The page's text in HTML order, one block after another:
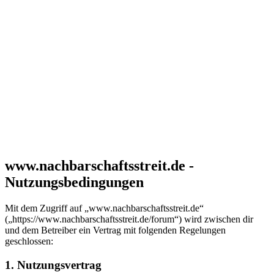
www.nachbarschaftsstreit.de -
Nutzungsbedingungen
Mit dem Zugriff auf „www.nachbarschaftsstreit.de“
(„https://www.nachbarschaftsstreit.de/forum“) wird zwischen dir
und dem Betreiber ein Vertrag mit folgenden Regelungen
geschlossen:
1. Nutzungsvertrag